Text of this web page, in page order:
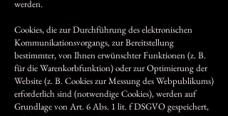
werden.
Cookies, die zur Durchführung des elektronischen
Kommunikationsvorgangs, zur Bereitstellung
bestimmter, von Ihnen erwünschter Funktionen (z. B.
für die Warenkorbfunktion) oder zur Optimierung der
Website (z. B. Cookies zur Messung des Webpublikums)
erforderlich sind (notwendige Cookies), werden auf
Grundlage von Art. 6 Abs. 1 lit. f DSGVO gespeichert,